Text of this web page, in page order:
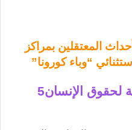
المعتقلين بمراكز
“وباء كورونا”
لحقوق الإنسان5